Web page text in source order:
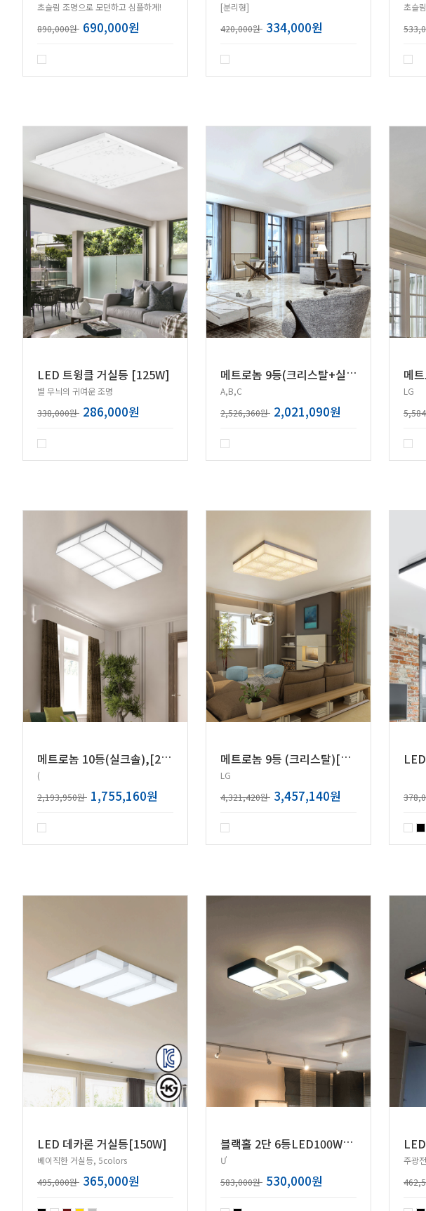
초슬림 조명으로 모던하고 심플하게!
890,000원 690,000원
[분리형]
420,000원 334,000원
초슬
LED 트윙클 거실등 [125W]
별 무늬의 귀여운 조명
338,000원 286,000원
메
트로놈 9등(크리스탈+실크솔),[20Wx8+30W]
A,B,C
2,526,360원 2,021,090원
LG
메
트로놈 10등(실크솔),[20Wx10]
(
2,193,950원 1,755,160원
메
트로놈 9등 (크리스탈)[20WX9]
LG
4,321,420원 3,457,140원
LED 데카론 거실등[150W]
베이직한 거실등, 5colors
495,000원 365,000원
블
랙홀 2단 6등LED100W[블랙/화이트]
Ư
583,000원 530,000원
주광